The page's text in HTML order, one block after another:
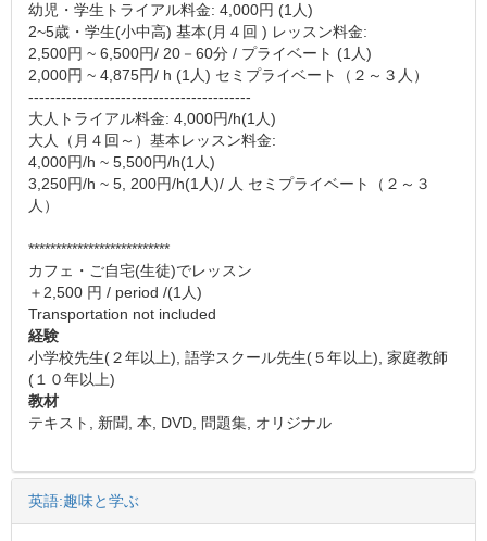
幼児・学生トライアル料金: 4,000円 (1人)
2~5歳・学生(小中高) 基本(月４回 ) レッスン料金:
2,500円 ~ 6,500円/ 20－60分 / プライベート (1人)
2,000円 ~ 4,875円/ h (1人) セミプライベート（２～３人）
-----------------------------------------
大人トライアル料金: 4,000円/h(1人)
大人（月４回～）基本レッスン料金:
4,000円/h ~ 5,500円/h(1人)
3,250円/h ~ 5, 200円/h(1人)/ 人 セミプライベート（２～３
人）
**************************
カフェ・ご自宅(生徒)でレッスン
＋2,500 円 / period /(1人)
Transportation not included
経験
小学校先生(２年以上), 語学スクール先生(５年以上), 家庭教師
(１０年以上)
教材
テキスト, 新聞, 本, DVD, 問題集, オリジナル
英語:趣味と学ぶ